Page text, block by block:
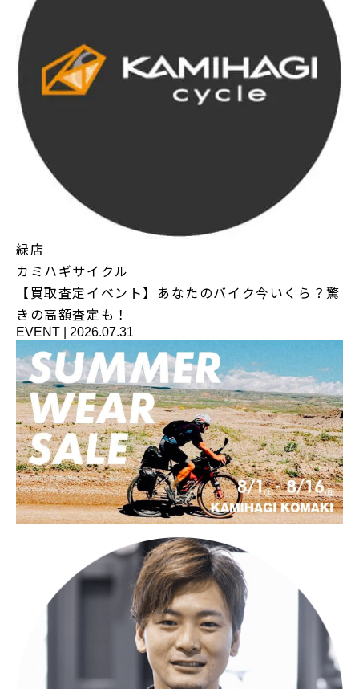
緑店
カミハギサイクル
【買取査定イベント】あなたのバイク今いくら？驚
きの高額査定も！
EVENT 2026.07.31